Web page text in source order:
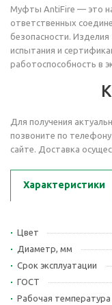
Муфты AntiFire — это
ответственных
безопасности.
испытания и
работоспособность в
Для получения
позвоните по телефону
сайте. Доставка
Характеристики
Цвет
Диаметр, мм
Срок эксплуатации
ГОСТ
Рабочая температура